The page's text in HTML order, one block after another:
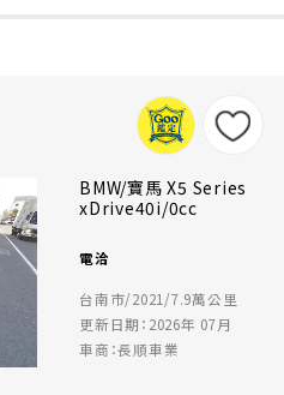
BMW/寶馬 X5 Series
xDrive40i/0cc
電洽
台南市/2021/7.9萬公里
更新日期：2026年 07月
車商：長順車業